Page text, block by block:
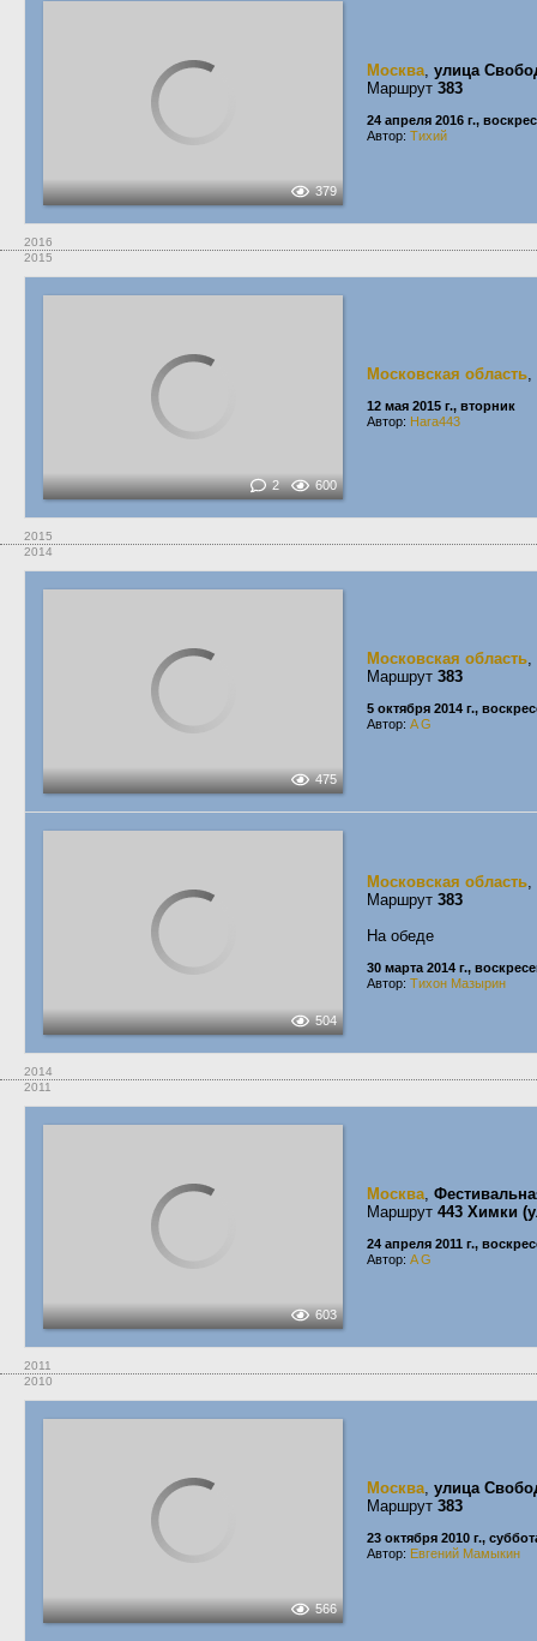
379
Москва, улица
Маршрут 383
24 апреля 2016 г.,
Автор: Тихий
2016
2015
2 600
Московская область,
12 мая 2015 г., вторник
Автор: Hara443
2015
2014
475
Московская область,
Маршрут 383
5 октября 2014 г.,
Автор: A G
504
Московская область,
Маршрут 383
На обеде
30 марта 2014 г.,
Автор: Тихон Мазырин
2014
2011
603
Москва,
Маршрут 443 Химки
24 апреля 2011 г.,
Автор: A G
2011
2010
566
Москва, улица
Маршрут 383
23 октября 2010 г.,
Автор: Евгений Мамыкин